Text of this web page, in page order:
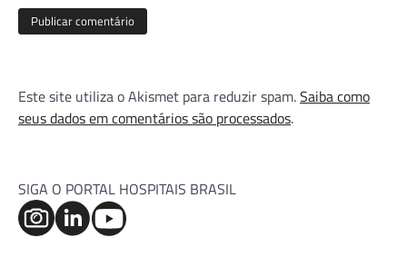
Este site utiliza o Akismet para reduzir spam.Saiba como
seus dados em comentários são processados.
SIGA O PORTAL HOSPITAIS BRASIL